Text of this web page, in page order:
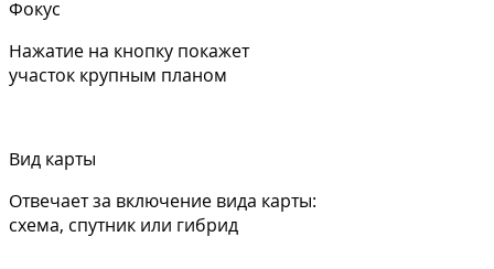
Фокус
Нажатие на кнопку покажет
участок крупным планом
Вид карты
Отвечает за включение вида карты:
схема, спутник или гибрид